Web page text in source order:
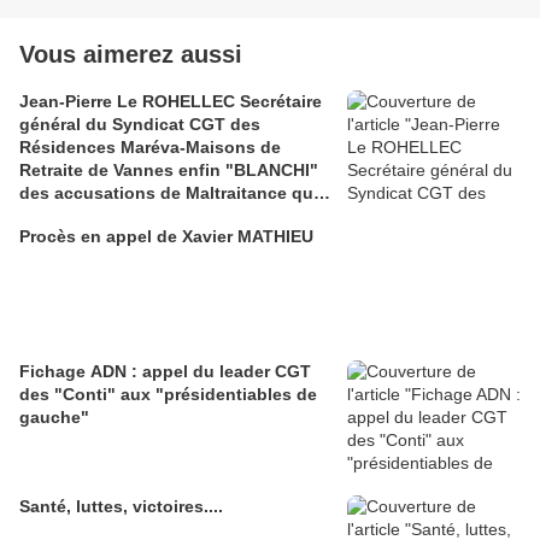
Vous aimerez aussi
Jean-Pierre Le ROHELLEC Secrétaire
général du Syndicat CGT des
Résidences Maréva-Maisons de
Retraite de Vannes enfin "BLANCHI"
des accusations de Maltraitance qui
Procès en appel de Xavier MATHIEU
Fichage ADN : appel du leader CGT
des "Conti" aux "présidentiables de
gauche"
Santé, luttes, victoires....